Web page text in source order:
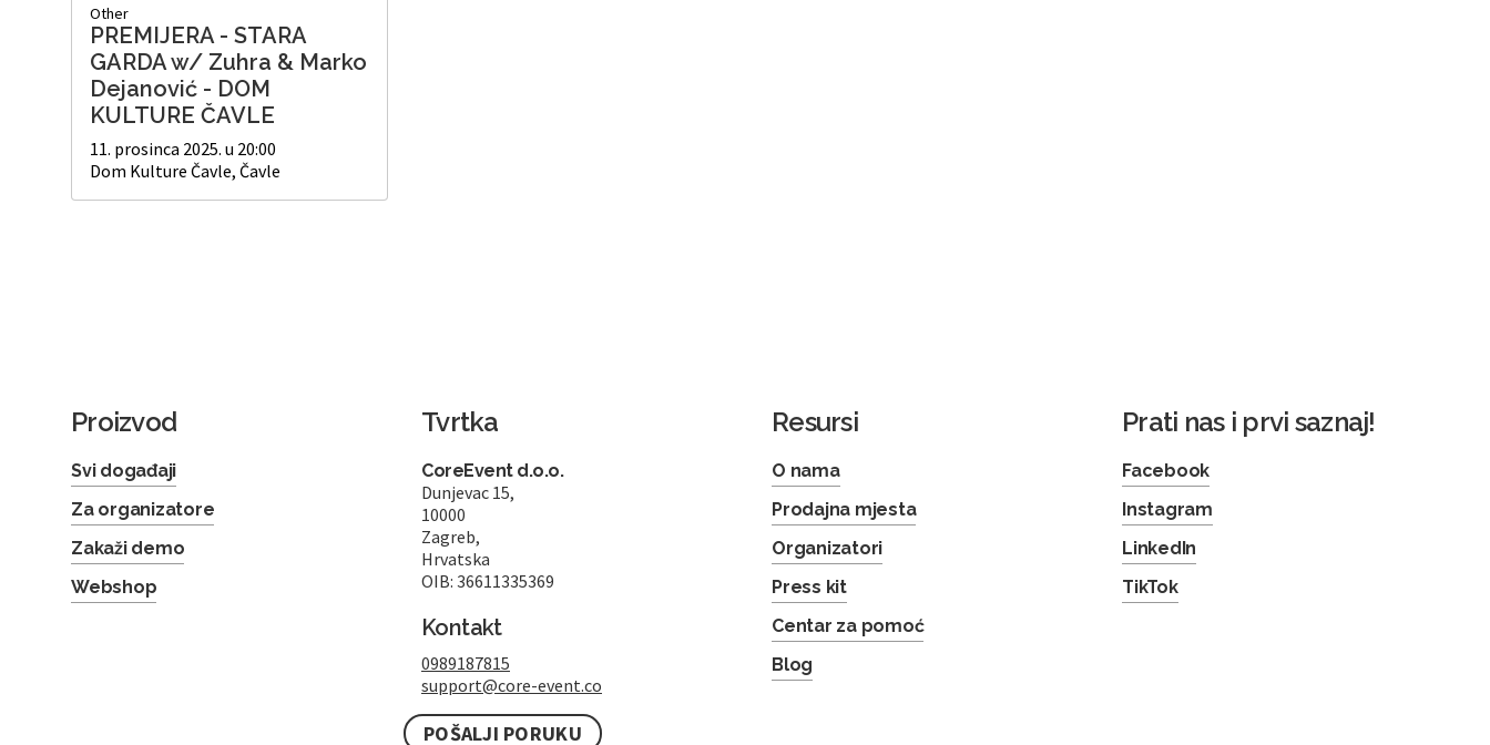
Other
PREMIJERA - STARA
GARDA w/ Zuhra & Marko
Dejanović - DOM
KULTURE ČAVLE
11. prosinca 2025. u 20:00
Dom Kulture Čavle, Čavle
Proizvod
Svi događaji
Za organizatore
Zakaži demo
Webshop
Tvrtka
CoreEvent d.o.o.
Dunjevac 15,
10000
Zagreb,
Hrvatska
OIB: 36611335369
Kontakt
0989187815
support@core-event.co
POŠALJI PORUKU
Resursi
O nama
Prodajna mjesta
Organizatori
Press kit
Centar za pomoć
Blog
Prati nas i prvi saznaj!
Facebook
Instagram
LinkedIn
TikTok